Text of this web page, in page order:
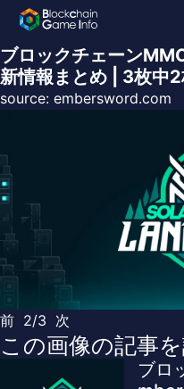
ブロックチェーン
新情報まとめ | 3枚中
source: embersword.com
前 2/3 次
この画像の記事
ブロ